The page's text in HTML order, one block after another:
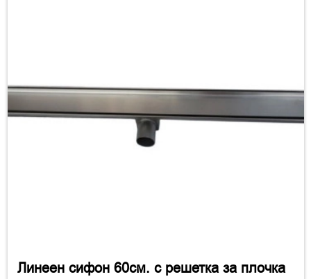
Линеен сифон 60см. с решетка за плочка